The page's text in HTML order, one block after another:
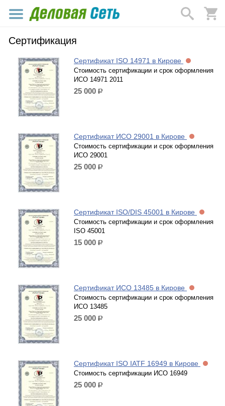
Сертификация
Сертификат ISO 14971 в Кирове
Стоимость сертификации и срок оформления
ИСО 14971 2011
25 000 р.
Сертификат ИСО 29001 в Кирове
Стоимость сертификации и срок оформления
ИСО 29001
25 000 р.
Сертификат ISO/DIS 45001 в Кирове
Стоимость сертификации и срок оформления
ISO 45001
15 000 р.
Сертификат ИСО 13485 в Кирове
Стоимость сертификации и срок оформления
ИСО 13485
25 000 р.
Сертификат ISO IATF 16949 в Кирове
Стоимость сертификации ИСО 16949
25 000 р.